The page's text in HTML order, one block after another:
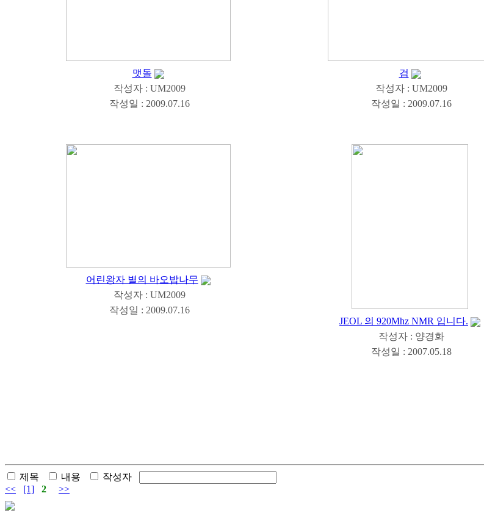
맷돌
작성자 : UM2009
작성일 : 2009.07.16
검
작성자 : UM2009
작성일 : 2009.07.16
어린왕자 별의 바오밥나무
작성자 : UM2009
작성일 : 2009.07.16
JEOL 의 920Mhz NMR 입니다.
작성자 : 양경화
작성일 : 2007.05.18
제목 내용
작성자
<<
[1] 2 >>